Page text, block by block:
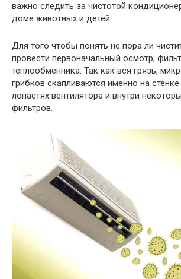
важно следить за чистотой
доме животных и детей.
Для того чтобы понять не пора ли
провести первоначальный осмотр,
теплообменника. Так как вся грязь,
грибков скапливаются именно на
лопастях вентилятора и внутри
фильтров.